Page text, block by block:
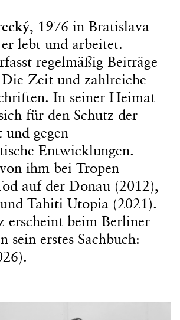
, 1976 in Bratislava
lebt und arbeitet.
regelmäßig Beiträge
Zeit und zahlreiche
In seiner Heimat
für den Schutz der
und gegen
Entwicklungen.
ihm bei Tropen
auf der Donau (2012),
Tahiti Utopia (2021).
erscheint beim Berliner
sein erstes Sachbuch: